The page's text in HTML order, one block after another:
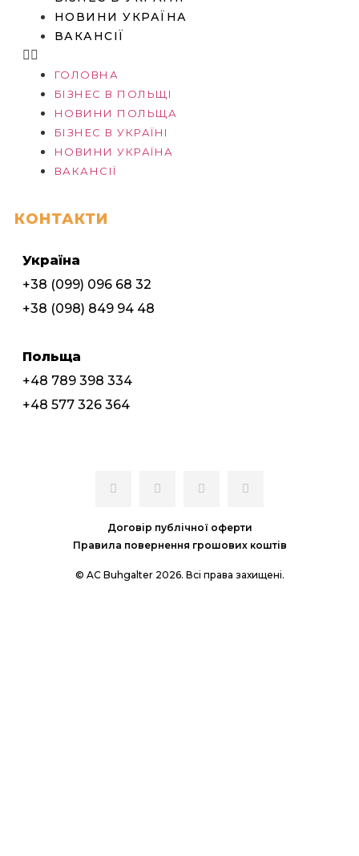
НОВИНИ УКРАЇНА
ВАКАНСІЇ
ГОЛОВНА
БІЗНЕС В ПОЛЬЩІ
НОВИНИ ПОЛЬЩА
БІЗНЕС В УКРАЇНІ
НОВИНИ УКРАЇНА
ВАКАНСІЇ
КОНТАКТИ
Україна
+38 (099) 096 68 32
+38 (098) 849 94 48
Польща
+48 789 398 334
+48 577 326 364
Договір публічної оферти
Правила повернення грошових коштів
© AC Buhgalter 2026. Всі права захищені.